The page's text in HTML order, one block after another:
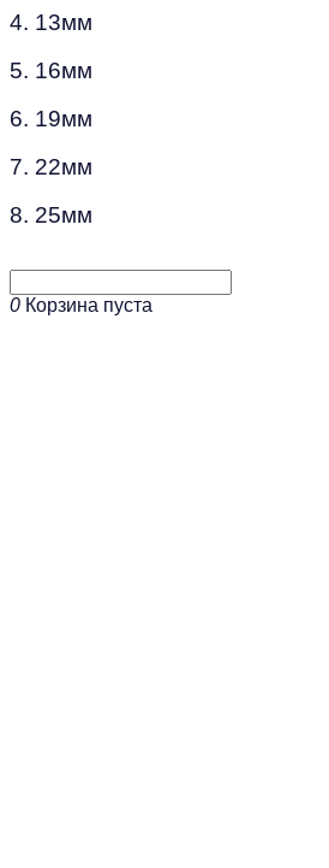
4. 13мм
5. 16мм
6. 19мм
7. 22мм
8. 25мм
0 Корзина пуста